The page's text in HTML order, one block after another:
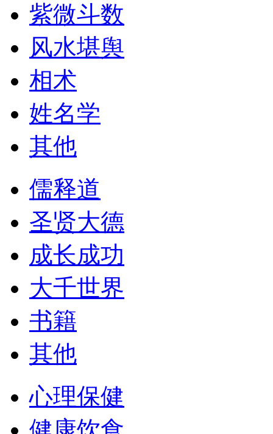
紫微斗数
风水堪舆
相术
姓名学
其他
儒释道
圣贤大德
成长成功
大千世界
书籍
其他
心理保健